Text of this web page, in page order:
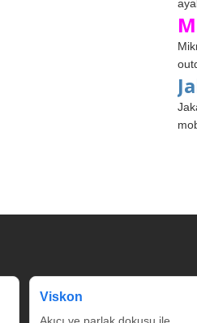
Viskon